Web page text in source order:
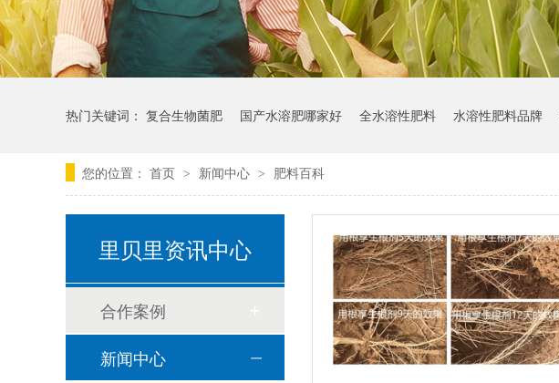
热门关键词： 复合生物菌肥 国产水溶肥哪家好 全水溶性肥料 水溶性肥料品牌
您的位置： 首页 > 新闻中心 > 肥料百科
里贝里资讯中心
合作案例
新闻中心